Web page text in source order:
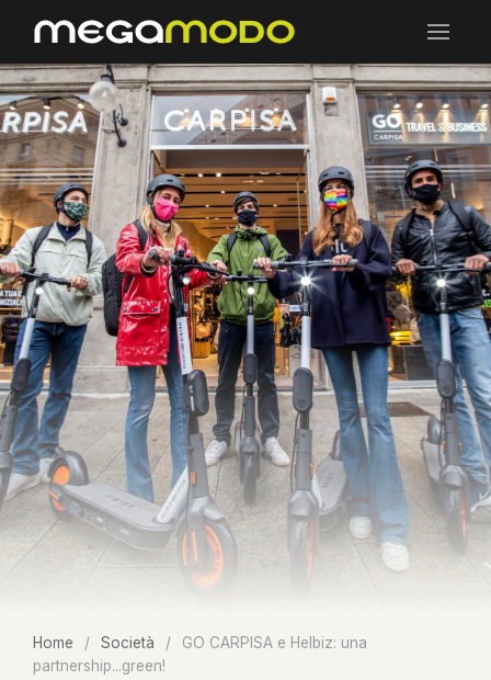
Home / Società /
GO CARPISA e Helbiz: una
partnership...green!